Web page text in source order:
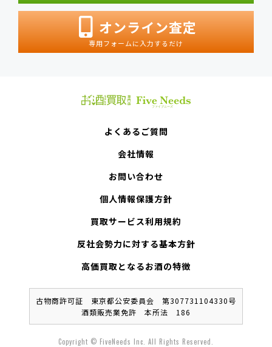
オンライン査定
専用フォームに入力するだけ
よくあるご質問
会社情報
お問い合わせ
個人情報保護方針
買取サービス利用規約
反社会勢力に対する基本方針
高価買取となるお酒の特徴
古物商許可証 東京都公安委員会 第307731104330号
酒類販売業免許 本所法 186
Copyright © FiveNeeds Inc. All Rights Reserved.